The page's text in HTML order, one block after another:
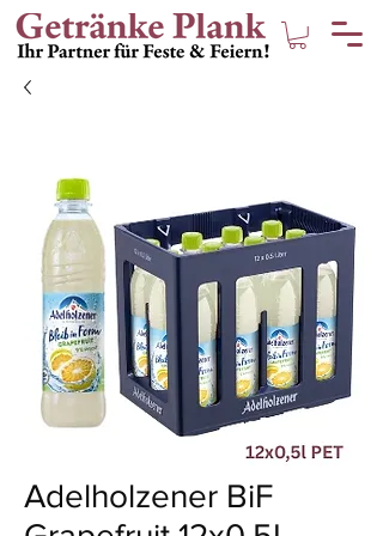
Adelholzener BiF